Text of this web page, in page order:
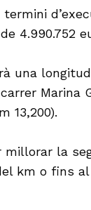
4.990.752
una
Marina
13,200).
la
km o fins